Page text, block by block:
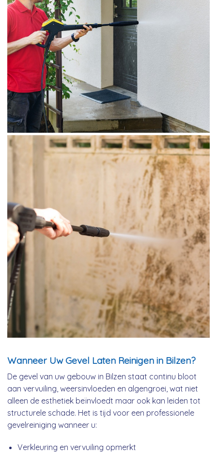
Wanneer Uw Gevel Laten Reinigen in Bilzen?
De gevel van uw gebouw in Bilzen staat continu bloot
aan vervuiling, weersinvloeden en algengroei, wat niet
alleen de esthetiek beïnvloedt maar ook kan leiden tot
structurele schade. Het is tijd voor een professionele
gevelreiniging wanneer u:
Verkleuring en vervuiling opmerkt